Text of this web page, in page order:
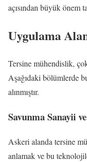
açısından büyük önem
Uygulama
Tersine mühendislik,
Aşağıdaki bölümlerde
alınmıştır.
Savunma Sanayii
Askeri alanda tersine
anlamak ve bu